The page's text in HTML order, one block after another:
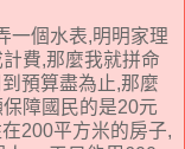
一個水表,明明家理
費,那麼我就拼命
預算盡為止,那麼
障國民的是20元
200平方米的房子,